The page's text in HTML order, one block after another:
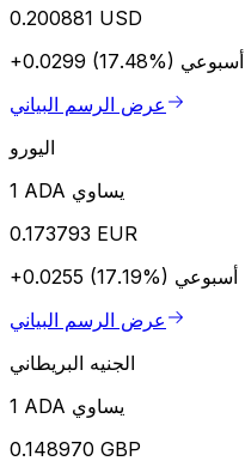
0.200881 USD
+0.0299 (17.48%) أسبوعي
عرض الرسم البياني
اليورو
1 ADA يساوي
0.173793 EUR
+0.0255 (17.19%) أسبوعي
عرض الرسم البياني
الجنيه البريطاني
1 ADA يساوي
0.148970 GBP